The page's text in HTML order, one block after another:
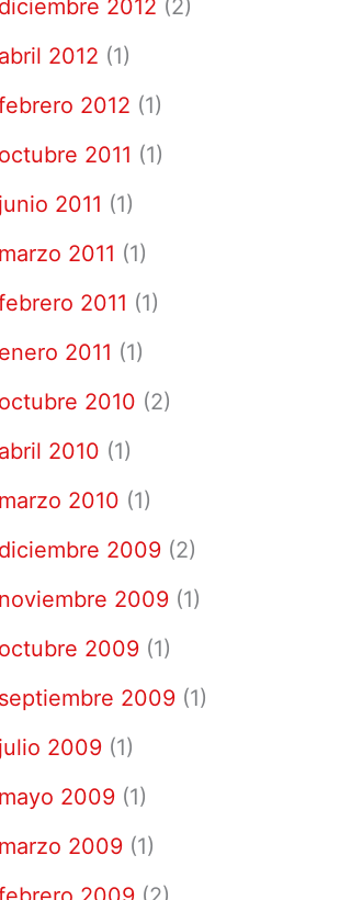
diciembre 2012 (2)
abril 2012 (1)
2012 (1)
octubre 2011 (1)
junio 2011 (1)
marzo 2011 (1)
2011 (1)
enero 2011 (1)
octubre 2010 (2)
abril 2010 (1)
marzo 2010 (1)
diciembre 2009 (2)
noviembre 2009 (1)
octubre 2009 (1)
septiembre 2009 (1)
julio 2009 (1)
mayo 2009 (1)
marzo 2009 (1)